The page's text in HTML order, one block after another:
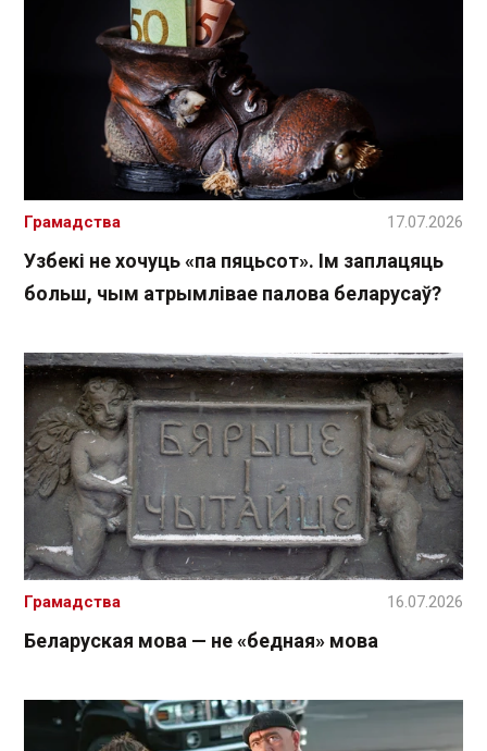
Узбекі не хочуць «па пяцьсот». Ім заплацяць
больш, чым атрымлівае палова беларусаў?
Грамадства 17.07.2026
Беларуская мова — не «бедная» мова
Грамадства 16.07.2026